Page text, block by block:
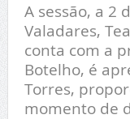
A sessão, a 2
Valadares,
conta com a
Botelho, é
Torres,
momento de